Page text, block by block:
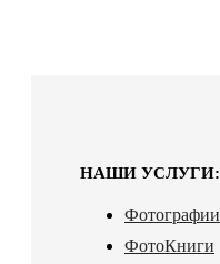
НАШИ УСЛУГИ:
Фотографии
ФотоКниги